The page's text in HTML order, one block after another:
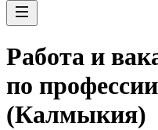
Работа и
по
(Калмыкия)